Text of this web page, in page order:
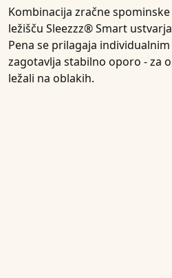
Kombinacija zračne
ležišču Sleezzz® Smart
Pena se prilagaja
zagotavlja stabilno oporo - za
ležali na oblakih.